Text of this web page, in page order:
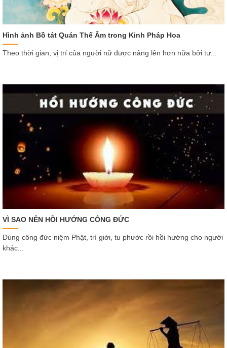
Hình ảnh Bồ tát Quán Thế Âm trong Kinh Pháp Hoa
Theo thời gian, vị trí của người nữ được nâng lên hơn nữa bởi tư...
VÌ SAO NÊN HỒI HƯỚNG CÔNG ĐỨC
Dùng công đức niệm Phật, trì giới, tu phước rồi hồi hướng cho người
khác...